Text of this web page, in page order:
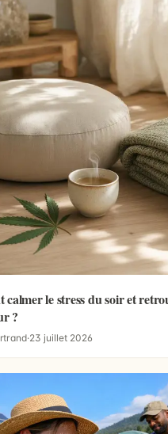
calmer le stress du soir et
?
·23 juillet 2026